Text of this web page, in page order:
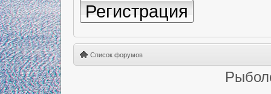
Регистрация
Список форумов